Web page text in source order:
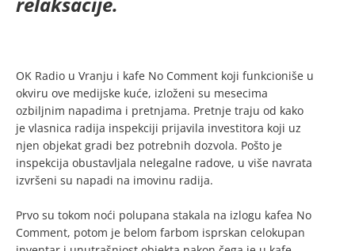
OK Radio u Vranju i kafe No Comment koji funkcioniše u
okviru ove medijske kuće, izloženi su mesecima
ozbiljnim napadima i pretnjama. Pretnje traju od kako
je vlasnica radija inspekciji prijavila investitora koji uz
njen objekat gradi bez potrebnih dozvola. Pošto je
inspekcija obustavljala nelegalne radove, u više navrata
izvršeni su napadi na imovinu radija.
Prvo su tokom noći polupana stakala na izlogu kafea No
Comment, potom je belom farbom isprskan celokupan